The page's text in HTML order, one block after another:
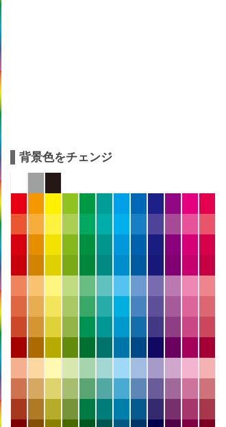
背景色をチェンジ